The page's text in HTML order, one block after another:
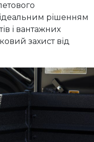
рішенням
і вантажних
захист від